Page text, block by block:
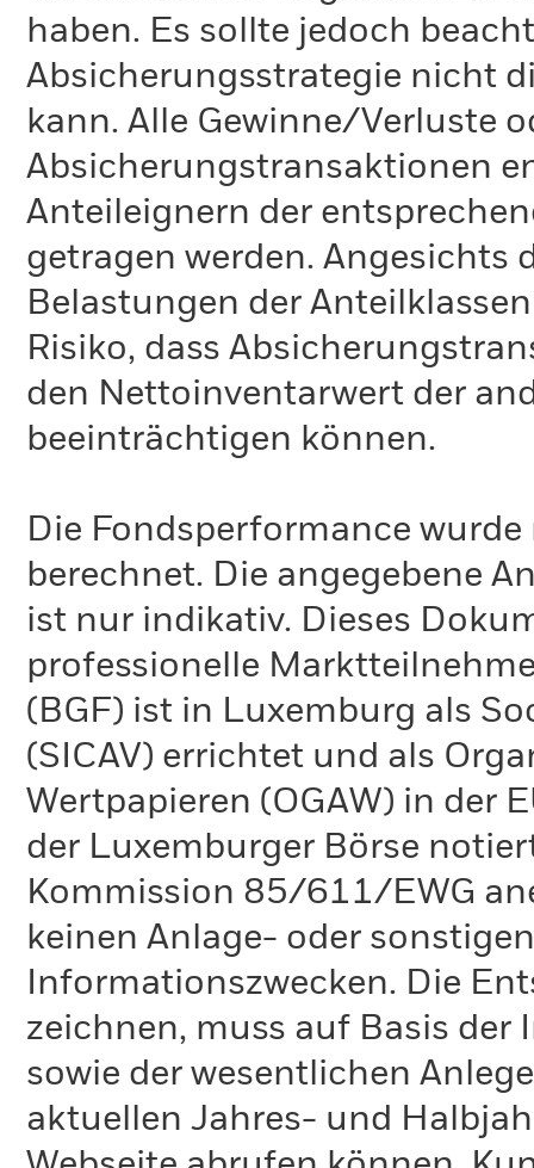
haben. Es sollte jedoch
Absicherungsstrategie nicht
kann. Alle Gewinne/Verluste
Absicherungstransaktionen
Anteileignern der
getragen werden. Angesichts
Belastungen der
Risiko, dass
den Nettoinventarwert der
beeinträchtigen können.
Die Fondsperformance
berechnet. Die angegebene
ist nur indikativ. Dieses
professionelle
(BGF) ist in Luxemburg als
(SICAV) errichtet und als
Wertpapieren (OGAW) in der
der Luxemburger Börse
Kommission 85/611/EWG
keinen Anlage- oder
Informationszwecken. Die
zeichnen, muss auf Basis
sowie der wesentlichen
aktuellen Jahres- und